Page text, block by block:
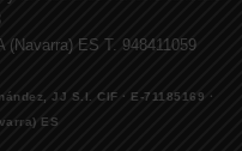
ES T. 948411059
JJ S.I. CIF · E-71185169 ·
ES